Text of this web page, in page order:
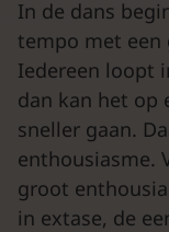
In de dans
tempo met een
Iedereen loopt
dan kan het op
sneller gaan.
enthousiasme.
groot
in extase, de